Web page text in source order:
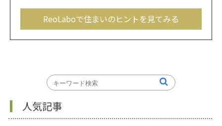
ReoLaboで住まいのヒントを見てみる
人気記事